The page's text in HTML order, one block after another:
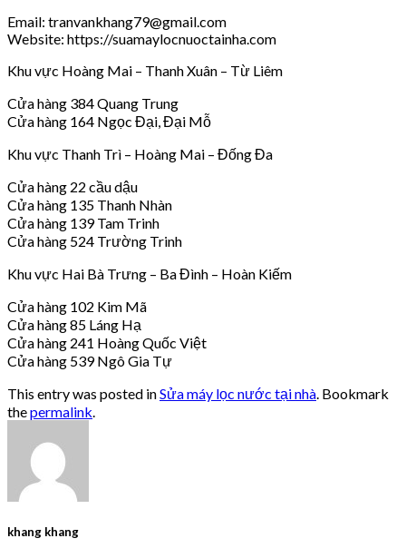
Email: tranvankhang79@gmail.com
Website: https://suamaylocnuoctainha.com
Khu vực Hoàng Mai – Thanh Xuân – Từ Liêm
Cửa hàng 384 Quang Trung
Cửa hàng 164 Ngọc Đại, Đại Mỗ
Khu vực Thanh Trì – Hoàng Mai – Đống Đa
Cửa hàng 22 cầu dậu
Cửa hàng 135 Thanh Nhàn
Cửa hàng 139 Tam Trinh
Cửa hàng 524 Trường Trinh
Khu vực Hai Bà Trưng – Ba Đình – Hoàn Kiếm
Cửa hàng 102 Kim Mã
Cửa hàng 85 Láng Hạ
Cửa hàng 241 Hoàng Quốc Việt
Cửa hàng 539 Ngô Gia Tự
This entry was posted inSửa máy lọc nước tại nhà . Bookmark
thepermalink
khang khang